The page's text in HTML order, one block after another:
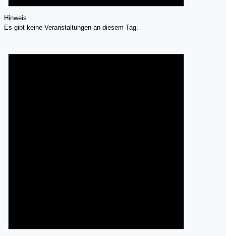
Hinweis
Es gibt keine Veranstaltungen an diesem Tag.